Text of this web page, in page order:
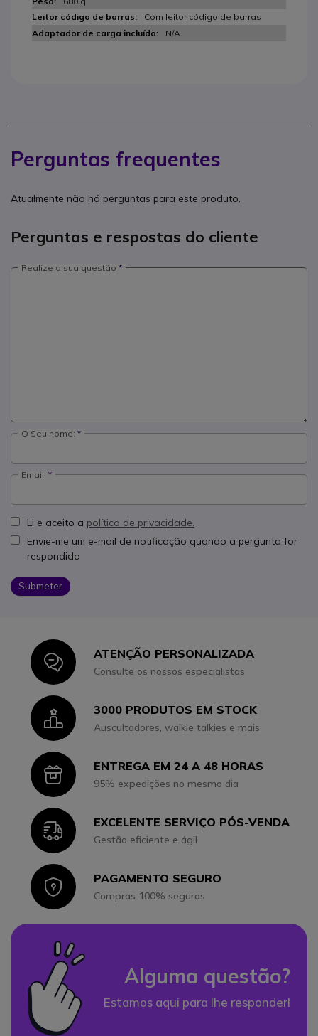
Com leitor código de barras
N/A
Perguntas frequentes
Atualmente não há perguntas para este produto.
Perguntas e respostas do cliente
Realize a sua questão
O Seu nome:
Email:
Li e aceito a política de privacidade.
Envie-me um e-mail de notificação quando a pergunta for
respondida
Submeter
IconATENÇÃO PERSONALIZADA
Consulte os nossos especialistas
Icon3000 PRODUTOS EM STOCK
Auscultadores, walkie talkies e mais
IconENTREGA EM 24 A 48 HORAS
95% expedições no mesmo dia
IconEXCELENTE SERVIÇO PÓS-VENDA
Gestão eficiente e ágil
IconPAGAMENTO SEGURO
Compras 100% seguras
Alguma questão?
Estamos aqui para lhe responder!